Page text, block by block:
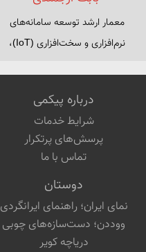
معمار ارشد توسعه سامانه‌های
درباره پیکمی
شرایط خدمات
پرسش‌های پرتکرار
تماس با ما
دوستان
نمای ایران؛ راهنمای ایرانگردی
ووددن؛ دست‌سازه‌های چوبی
دریاچه کویر